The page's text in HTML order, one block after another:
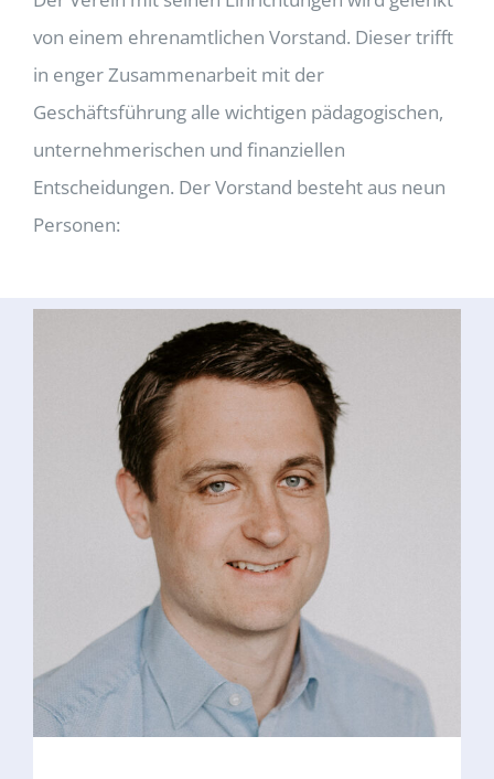
von einem ehrenamtlichen Vorstand. Dieser trifft
in enger Zusammenarbeit mit der
Geschäftsführung alle wichtigen pädagogischen,
unternehmerischen und finanziellen
Entscheidungen. Der Vorstand besteht aus neun
Personen: